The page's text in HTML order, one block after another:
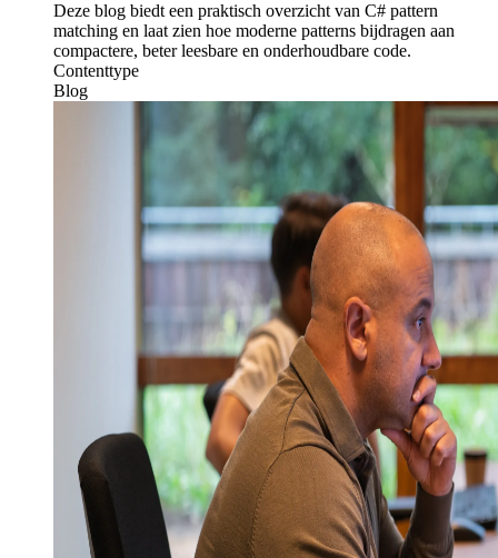
Deze blog biedt een praktisch overzicht van C# pattern
matching en laat zien hoe moderne patterns bijdragen aan
compactere, beter leesbare en onderhoudbare code.
Contenttype
Blog